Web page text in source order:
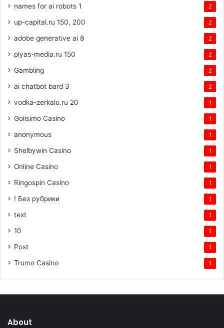
names for ai robots 1 2
up-capital.ru 150, 200 2
adobe generative ai 8 2
plyas-media.ru 150 2
Gambling 2
ai chatbot bard 3 2
vodka-zerkalo.ru 20 1
Golisimo Casino 1
anonymous 1
Shelbywin Casino 1
Online Casino 1
Ringospin Casino 1
! Без рубрики 1
text 1
10 1
Post 1
Trumo Casino 1
About